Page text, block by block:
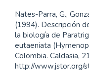
Nates-Parra, G.,
(1994). Descripción
la biología de
eutaeniata
Colombia. Caldasia,
http://www.jstor.org/